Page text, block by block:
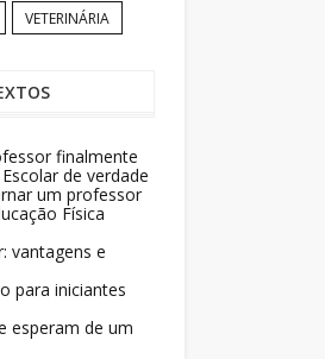
VETERINÁRIA
finalmente
de verdade
um professor
Física
vantagens e
para iniciantes
esperam de um